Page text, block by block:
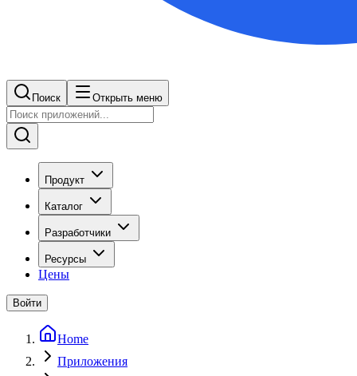
Поиск Открыть меню
Продукт
Каталог
Разработчики
Ресурсы
Цены
Войти
Home
Приложения